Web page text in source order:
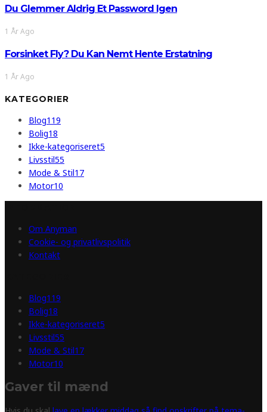
Du Glemmer Aldrig Et Password Igen
1 År Ago
Forsinket Fly? Du Kan Nemt Hente Erstatning
1 År Ago
KATEGORIER
Blog119
Bolig18
Ikke-kategoriseret5
Livsstil55
Mode & Stil17
Motor10
Om Anyman
Cookie- og privatlivspolitik
Kontakt
Blog119
Bolig18
Ikke-kategoriseret5
Livsstil55
Mode & Stil17
Motor10
Gaver til mænd